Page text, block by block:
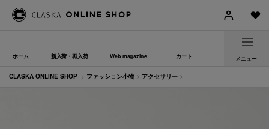
ホーム 新入荷・再入荷 Web magazine カート メニュー
CLASKA ONLINE SHOP > ファッション小物 > アクセサリー >